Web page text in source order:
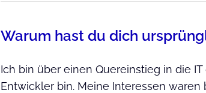
Warum hast du dich
Ich bin über einen Quereinstieg in die
Entwickler bin. Meine Interessen